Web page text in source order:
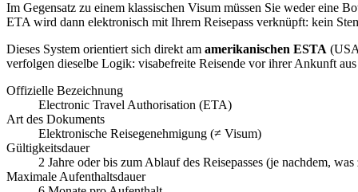
Im Gegensatz zu einem klassischen Visum müssen Sie weder eine
ETA wird dann elektronisch mit Ihrem Reisepass verknüpft: kein
Dieses System orientiert sich direkt am amerikanischen ESTA
verfolgen dieselbe Logik: visabefreite Reisende vor ihrer Ankunft
Offizielle Bezeichnung
Electronic Travel Authorisation (ETA)
Art des Dokuments
Elektronische Reisegenehmigung (≠ Visum)
Gültigkeitsdauer
2 Jahre oder bis zum Ablauf des Reisepasses (je nachdem,
Maximale Aufenthaltsdauer